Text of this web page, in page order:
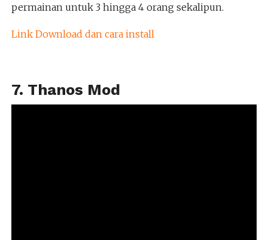
permainan untuk 3 hingga 4 orang sekalipun.
Link Download dan cara install
7. Thanos Mod